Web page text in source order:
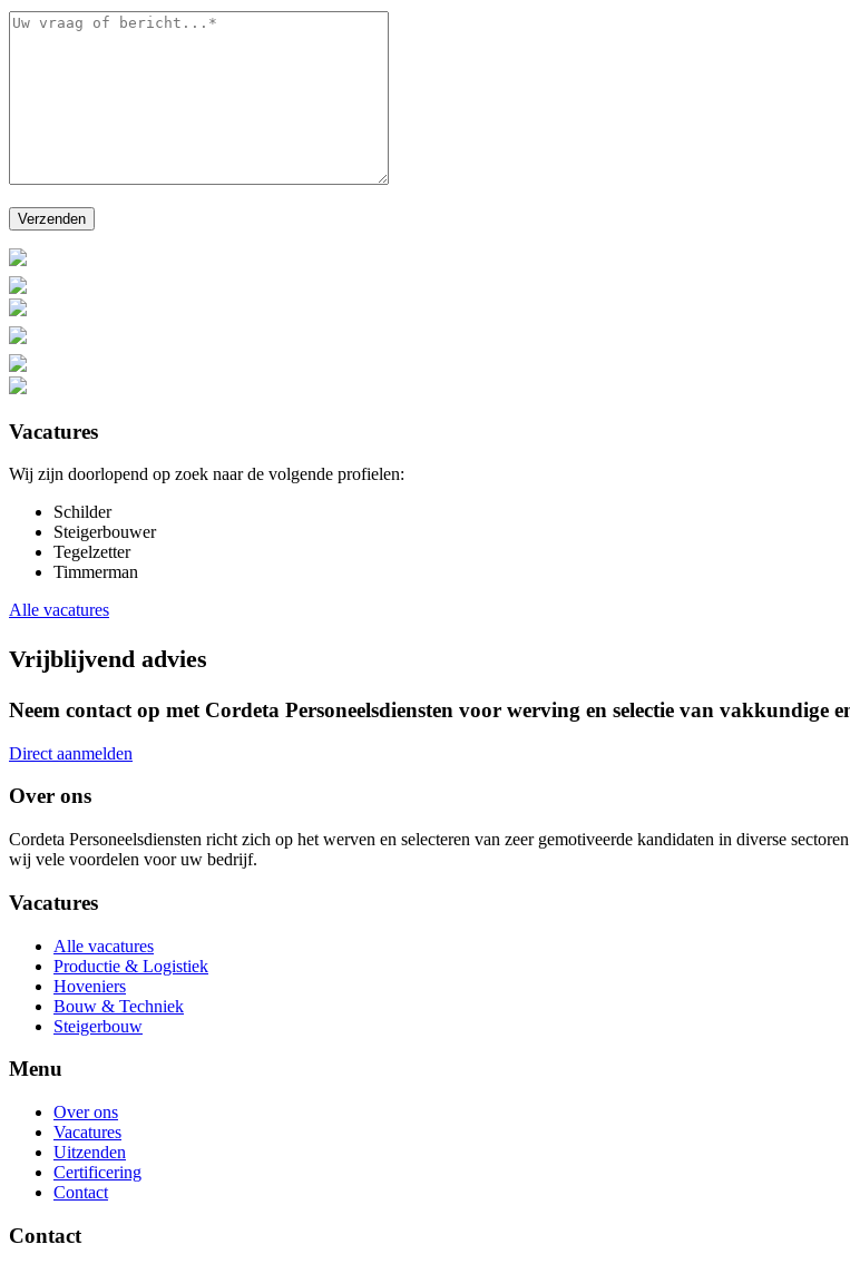
Gelieve dit veld leeg te laten.
Vacatures
Wij zijn doorlopend op zoek naar de volgende profielen:
Schilder
Steigerbouwer
Tegelzetter
Timmerman
Alle vacatures
Vrijblijvend advies
Neem contact op met Cordeta Personeelsdiensten voor werving en selectie van vakkundige
Direct aanmelden
Over ons
Cordeta Personeelsdiensten richt zich op het werven en selecteren van zeer gemotiveerde kandidaten in diverse
wij vele voordelen voor uw bedrijf.
Vacatures
Alle vacatures
Productie & Logistiek
Hoveniers
Bouw & Techniek
Steigerbouw
Menu
Over ons
Vacatures
Uitzenden
Certificering
Contact
Contact